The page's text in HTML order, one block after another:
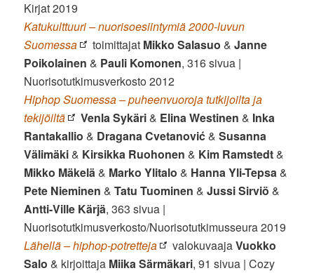
Kirjat 2019
Katukulttuuri – nuorisoesiintymiä 2000-luvun
Suomessa
toimittajat Mikko Salasuo &Janne
Poikolainen & Pauli Komonen, 316 sivua |
Nuorisotutkimusverkosto 2012
Hiphop Suomessa – puheenvuoroja tutkijoilta ja
tekijöiltä
Venla Sykäri& Elina Westinen& Inka
Rantakallio& Dragana Cvetanović& Susanna
Välimäki& Kirsikka Ruohonen& Kim Ramstedt&
Mikko Mäkelä& Marko Ylitalo& Hanna Yli-Tepsa&
Pete Nieminen& Tatu Tuominen& Jussi Sirviö&
Antti-Ville Kärjä, 363 sivua |
Nuorisotutkimusverkosto/Nuorisotutkimusseura 2019
Lähellä – hiphop-potretteja
valokuvaajaVuokko
Salo & kirjoittaja Miika Särmäkari, 91 sivua | Cozy